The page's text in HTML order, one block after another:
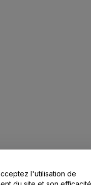
contacterl'utilisation de